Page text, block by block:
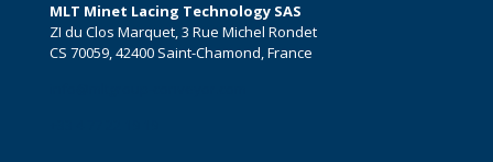
MLT Minet Lacing Technology SAS
ZI du Clos Marquet, 3 Rue Michel Rondet
CS 70059, 42400 Saint-Chamond, France